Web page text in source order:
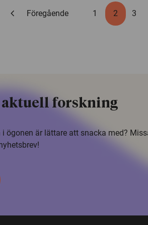
chevron_left Föregående 1 2 3
aktuell forskning
ögonen är lättare att snacka med?